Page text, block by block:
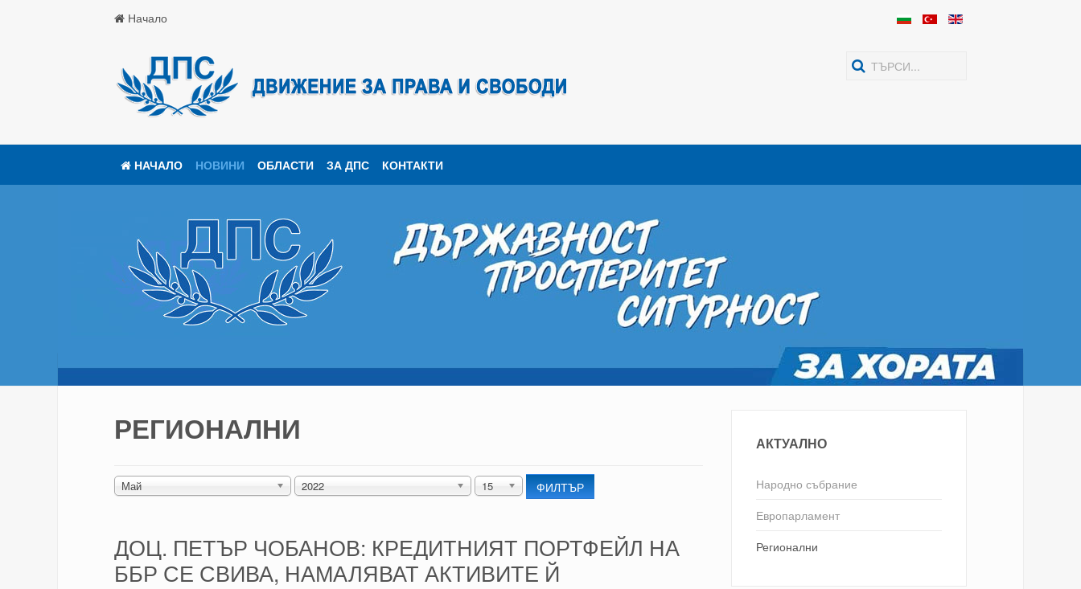
Начало
НАЧАЛО НОВИНИ ОБЛАСТИ ЗА ДПС КОНТАКТИ
РЕГИОНАЛНИ
Май 2022 15 ФИЛТЪР
ДОЦ. ПЕТЪР ЧОБАНОВ: КРЕДИТНИЯТ ПОРТФЕЙЛ НА
ББР СЕ СВИВА, НАМАЛЯВАТ АКТИВИТЕ Й
АКТУАЛНО
Народно събрание
Европарламент
Регионални